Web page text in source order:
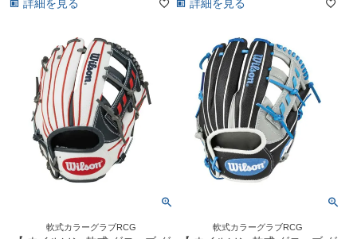
詳細を見る 詳細を見る
軟式カラーグラブRCG 軟式カラーグラブRCG